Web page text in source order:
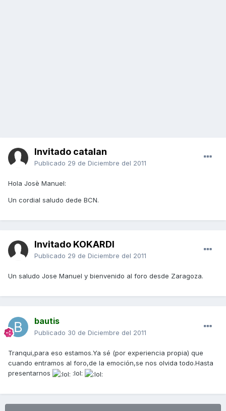
Invitado catalan
Publicado 29 de Diciembre del 2011
Hola Josè Manuel:
Un cordial saludo dede BCN.
Invitado KOKARDI
Publicado 29 de Diciembre del 2011
Un saludo Jose Manuel y bienvenido al foro desde Zaragoza.
bautis
Publicado 30 de Diciembre del 2011
Tranqui,para eso estamos.Ya sé (por experiencia propia) que
cuando entramos al foro,de la emoción,se nos olvida todo.Hasta
presentarnos
:lol: